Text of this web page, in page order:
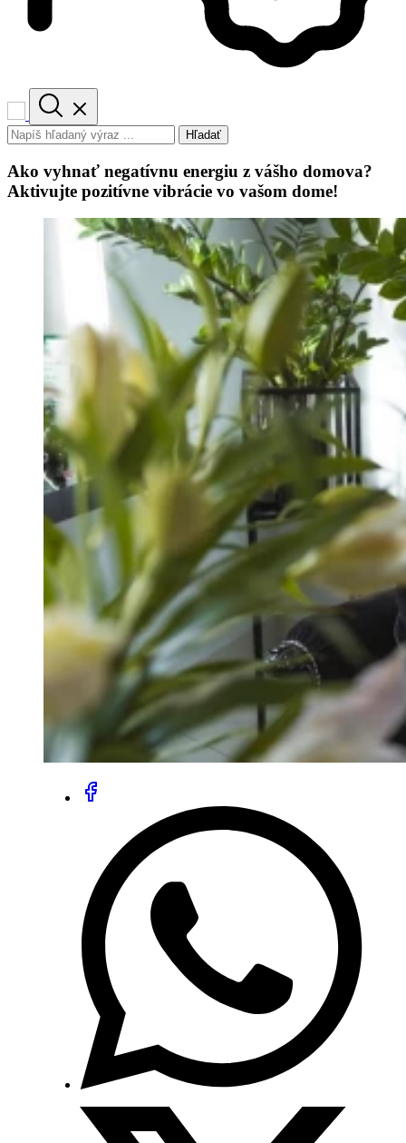
Hľadať
Ako vyhnať negatívnu energiu z vášho domova?
Aktivujte pozitívne vibrácie vo vašom dome!